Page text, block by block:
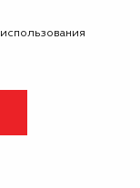
использования